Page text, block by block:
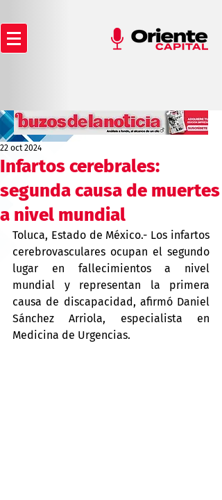
Infartos cerebrales:
segunda causa de muertes
a nivel mundial
22 oct 2024
Toluca, Estado de México.- Los infartos
cerebrovasculares ocupan el segundo
lugar en fallecimientos a nivel
mundial y representan la primera
causa de discapacidad, afirmó Daniel
Sánchez Arriola, especialista en
Medicina de Urgencias.